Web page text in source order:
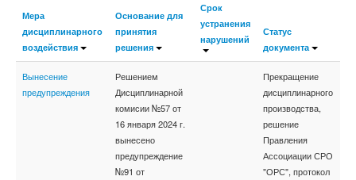
Мера
дисциплинарного
воздействия
Основание для
принятия
решения
Срок
устранения
нарушений
Статус
документа
Вынесение
предупреждения
Решением
Дисциплинарной
комисии №57 от
16 января 2024 г.
вынесено
предупреждение
№91 от
Прекращение
дисциплинарного
производства,
решение
Правления
Ассоциации СРО
"ОРС", протокол